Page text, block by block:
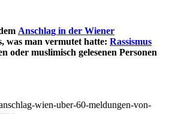
Anschlag in der Wiener
was man vermutet hatte: Rassismus
oder muslimisch gelesenen Personen
wien-uber-60-meldungen-von-